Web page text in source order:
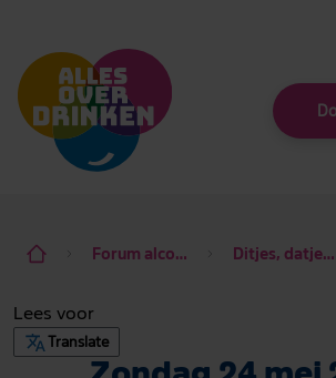
Forum alcohol de baas Ditjes, datjes & dagdraad
Lees voor
Translate